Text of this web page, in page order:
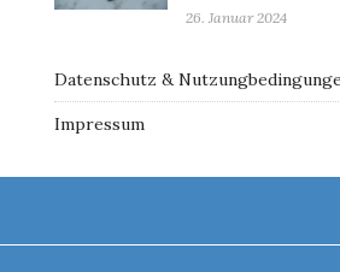
26. Januar 2024
Datenschutz &
Impressum